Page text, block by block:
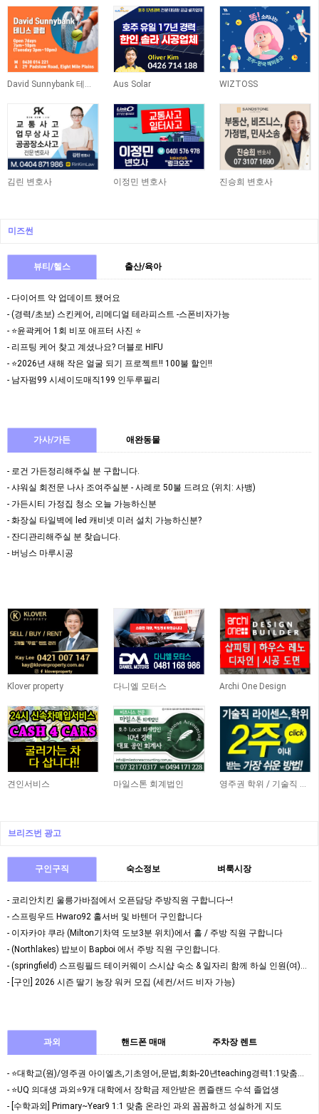
Aus Solar WIZTOSS
김린 변호사 이정민 변호사 진승희 변호사
미즈썬
뷰티/헬스 출산/육아
- 다이어트 약 업데이트 됐어요
- (경력/초보) 스킨케어, 리메디얼 테라피스트 -스폰비자가능
- ⭐️윤곽케어 1회 비포 애프터 사진 ⭐️
- 리프팅 케어 찾고 계셨나요? 더블로 HIFU
- ⭐️2026년 새해 작은 얼굴 되기 프로젝트!! 100불 할인!!
- 남자펌99 시세이도매직199 인두루필리
가사/가든 애완동물
- 로건 가든정리해주실 분 구합니다.
- 샤워실 회전문 나사 조여주실분 - 사례로 50불 드려요 (위치: 사뱅)
- 가든시티 가정집 청소 오늘 가능하신분
- 화장실 타일벽에 led 캐비넷 미러 설치 가능하신분?
- 잔디관리해주실 분 찾습니다.
- 버닝스 마루시공
Klover property 다니엘 모터스 Archi One Design
견인서비스 마일스톤 회계법인
브리즈번 광고
구인구직 숙소정보 벼룩시장
- 코리안치킨 울릉가바점에서 오픈담당 주방직원 구합니다~!
- 스프링우드 Hwaro92 홀서버 및 바텐더 구인합니다
- 이자카야 쿠라 (Milton기차역 도보3분 위치)에서 홀 / 주방 직원 구합니다
- (Northlakes) 밥보이 Bapboi 에서 주방 직원 구인합니다.
- (springfield) 스프링필드 테이커웨이 스시샵 숙소 & 일자리 함께 하실 인원(여)…
- [구인] 2026 시즌 딸기 농장 워커 모집 (세컨/서드 비자 가능)
과외 핸드폰 매매 주차장 렌트
- ⭐️UQ 의대생 과외⭐️9개 대학에서 장학금 제안받은 퀸즐랜드 수석 졸업생
- [수학과외] Primary~Year9 1:1 맞춤 온라인 과외 꼼꼼하고 성실하게 지도